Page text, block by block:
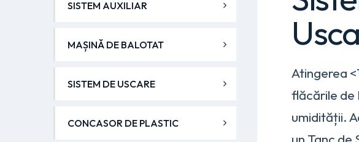
Atingerea
flăcările de
umidității.
SISTEM AUXILIAR
MAȘINĂ DE BALOTAT
SISTEM DE USCARE
CONCASOR DE PLASTIC